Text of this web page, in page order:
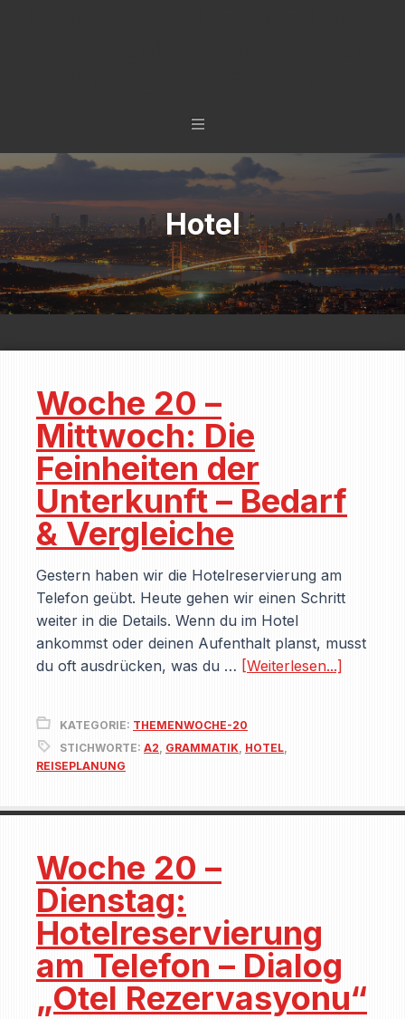
Hotel
Woche 20 –
Mittwoch: Die
Feinheiten der
Unterkunft – Bedarf
& Vergleiche
Gestern haben wir die Hotelreservierung am
Telefon geübt. Heute gehen wir einen Schritt
weiter in die Details. Wenn du im Hotel
ankommst oder deinen Aufenthalt planst, musst
du oft ausdrücken, was du … [Weiterlesen...]
KATEGORIE: THEMENWOCHE-20
STICHWORTE: A2, GRAMMATIK, HOTEL,
REISEPLANUNG
Woche 20 –
Dienstag:
Hotelreservierung
am Telefon – Dialog
„Otel Rezervasyonu“